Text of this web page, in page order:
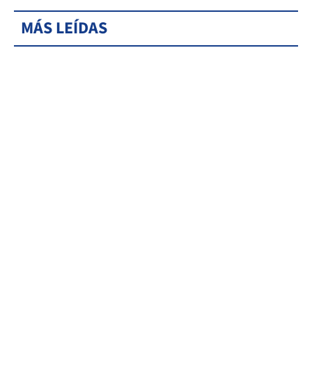
MÁS LEÍDAS